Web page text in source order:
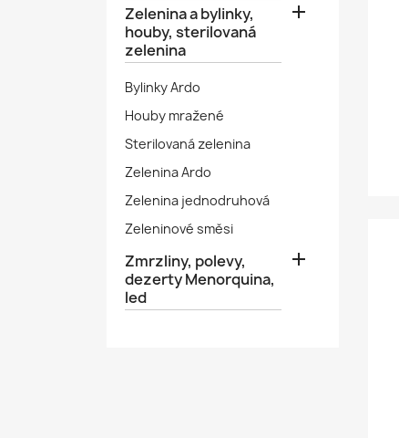
Zelenina a bylinky,
houby, sterilovaná
zelenina

Bylinky Ardo
Houby mražené
Sterilovaná zelenina
Zelenina Ardo
Zelenina jednodruhová
Zeleninové směsi
Zmrzliny, polevy,
dezerty Menorquina,
led
